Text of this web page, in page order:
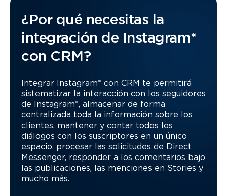
¿Por qué necesitas la
integración de Instagram*
con CRM?
Integrar Instagram* con CRM te permitirá
sistematizar la interacción con los seguidores
de Instagram*, almacenar de forma
centralizada toda la información sobre los
clientes, mantener y contar todos los
diálogos con los suscriptores en un único
espacio, procesar las solicitudes de Direct
Messenger, responder a los comentarios bajo
las publicaciones, las menciones en Stories y
mucho más.